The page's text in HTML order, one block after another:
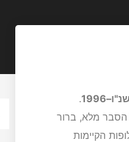
.
הסבר מלא, ברור
הקיימות